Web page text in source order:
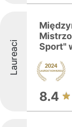
Laureaci
Sport"
8.4